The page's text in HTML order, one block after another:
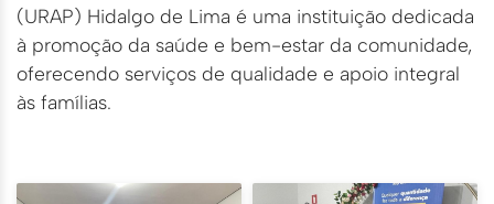
(URAP) Hidalgo de Lima é uma instituição dedicada
à promoção da saúde e bem-estar da comunidade,
oferecendo serviços de qualidade e apoio integral
às famílias.